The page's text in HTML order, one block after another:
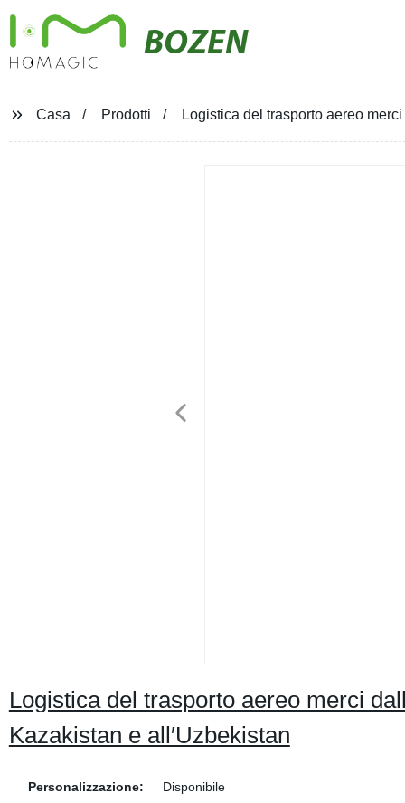
BOZEN
Casa Prodotti Logistica del trasporto aereo
Logistica del trasporto aereo merci
Kazakistan e all′Uzbekistan
Personalizzazione:
Disponibile